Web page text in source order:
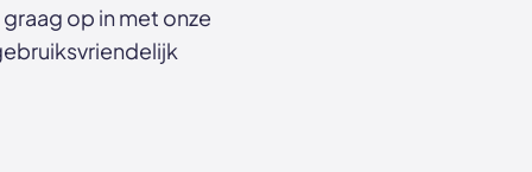
op in met onze